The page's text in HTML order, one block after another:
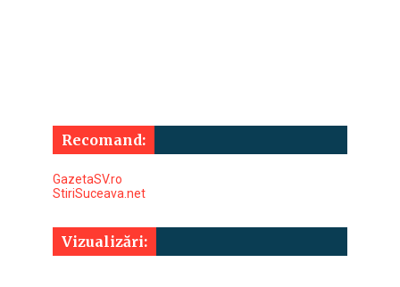
Recomand:
GazetaSV.ro
StiriSuceava.net
Vizualizări: